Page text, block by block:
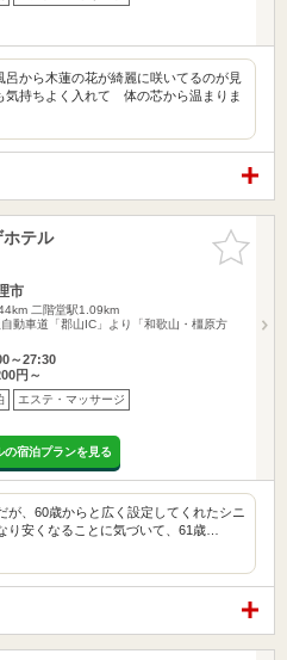
から木蓮の花が綺麗に咲いてるのが見
持ちよく入れて 体の芯から温まりま
お気に入
りに追加
テル
市
二階堂駅1.09km
動車道「郡山IC」より「和歌山・橿原方
～27:30
円～
エステ・マッサージ
の宿泊プランを見る
が、60歳からと広く設定してくれたシニ
り安くなることに気づいて、61歳…